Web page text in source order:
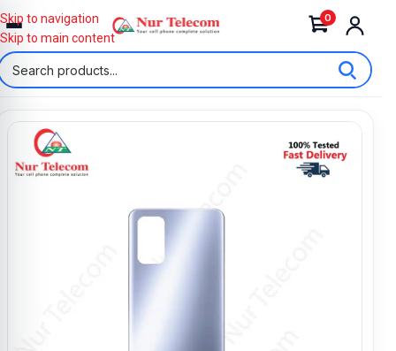
0
Skip to navigation
Skip to main content